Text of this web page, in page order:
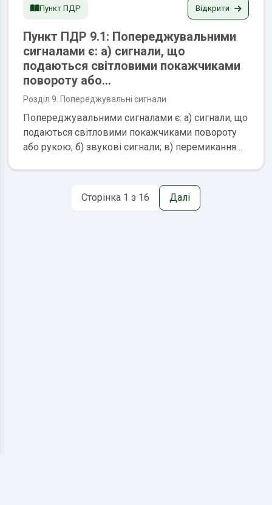
синього або червоного кольору і спеціального
звукового сигналу та забезпечення безпеки
дорожнього...
Пункт ПДР Відкрити
Пункт ПДР 9.1: Попереджувальними
сигналами є: a) сигнали, що
подаються світловими покажчиками
повороту або...
Розділ 9. Попереджувальні сигнали
Попереджувальними сигналами є: a) сигнали, що
подаються світловими покажчиками повороту
або рукою; б) звукові сигнали; в) перемикання
сигналізації, сигналів гальмування, ліхтаря
заднього ходу, розпізнавального знака
Сторінка 1 з 16 Далі